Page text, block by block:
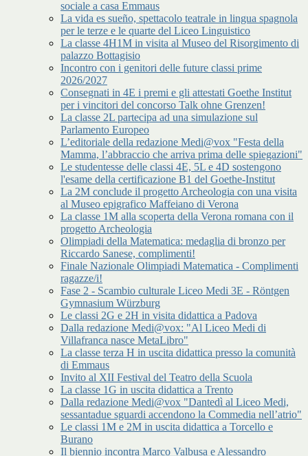
sociale a casa Emmaus
La vida es sueño, spettacolo teatrale in lingua spagnola
per le terze e le quarte del Liceo Linguistico
La classe 4H1M in visita al Museo del Risorgimento di
palazzo Bottagisio
Incontro con i genitori delle future classi prime
2026/2027
Consegnati in 4E i premi e gli attestati Goethe Institut
per i vincitori del concorso Talk ohne Grenzen!
La classe 2L partecipa ad una simulazione sul
Parlamento Europeo
L’editoriale della redazione Medi@vox "Festa della
Mamma, l’abbraccio che arriva prima delle spiegazioni"
Le studentesse delle classi 4E, 5L e 4D sostengono
l'esame della certificazione B1 del Goethe-Institut
La 2M conclude il progetto Archeologia con una visita
al Museo epigrafico Maffeiano di Verona
La classe 1M alla scoperta della Verona romana con il
progetto Archeologia
Olimpiadi della Matematica: medaglia di bronzo per
Riccardo Sanese, complimenti!
Finale Nazionale Olimpiadi Matematica - Complimenti
ragazze/i!
Fase 2 - Scambio culturale Liceo Medi 3E - Röntgen
Gymnasium Würzburg
Le classi 2G e 2H in visita didattica a Padova
Dalla redazione Medi@vox: "Al Liceo Medi di
Villafranca nasce MetaLibro"
La classe terza H in uscita didattica presso la comunità
di Emmaus
Invito al XII Festival del Teatro della Scuola
La classe 1G in uscita didattica a Trento
Dalla redazione Medi@vox "Dantedì al Liceo Medi,
sessantadue sguardi accendono la Commedia nell’atrio"
Le classi 1M e 2M in uscita didattica a Torcello e
Burano
Il biennio incontra Marco Valbusa e Alessandro